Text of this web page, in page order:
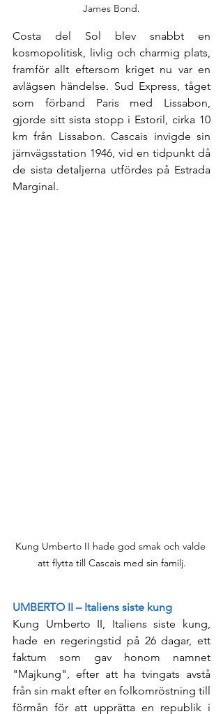
James Bond.
Costa del Sol blev snabbt en
kosmopolitisk, livlig och charmig plats,
framför allt eftersom kriget nu var en
avlägsen händelse. Sud Express, tåget
som förband Paris med Lissabon,
gjorde sitt sista stopp i Estoril, cirka 10
km från Lissabon. Cascais invigde sin
järnvägsstation 1946, vid en tidpunkt då
de sista detaljerna utfördes på Estrada
Marginal.
Kung Umberto II hade god smak och valde
att flytta till Cascais med sin familj.
UMBERTO II – Italiens siste kung
Kung Umberto II, Italiens siste kung,
hade en regeringstid på 26 dagar, ett
faktum som gav honom namnet
"Majkung", efter att ha tvingats avstå
från sin makt efter en folkomröstning till
förmån för att upprätta en republik i